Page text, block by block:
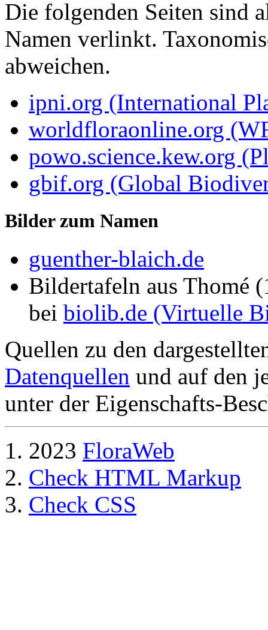
Die folgenden Seiten sind
Namen verlinkt.
abweichen.
ipni.org (International
worldfloraonline.org
powo.science.kew.org
gbif.org (Global
Bilder zum Namen
guenther-blaich.de
Bildertafeln aus Thomé
bei biolib.de (Virtuelle
Quellen zu den
Datenquellen und auf den
unter der Eigenschafts-
2023 FloraWeb
Check HTML Markup
Check CSS